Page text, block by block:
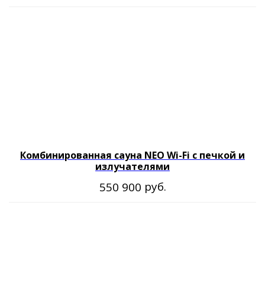
Комбинированная сауна NEO Wi-Fi с печкой и
излучателями
550 900 руб.